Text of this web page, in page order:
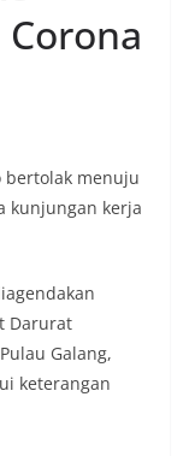
bertolak menuju
kunjungan kerja
Darurat
Galang,
keterangan